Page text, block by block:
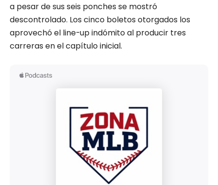
a pesar de sus seis ponches se mostró
descontrolado. Los cinco boletos otorgados los
aprovechó el line-up indómito al producir tres
carreras en el capítulo inicial.